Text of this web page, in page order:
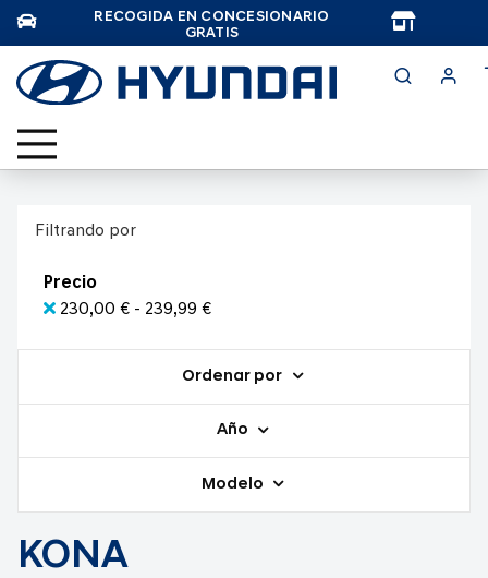
RECOGIDA EN CONCESIONARIO
GRATIS
Filtrando por
Precio
230,00 € - 239,99 €
Ordenar por
Año
Modelo
KONA